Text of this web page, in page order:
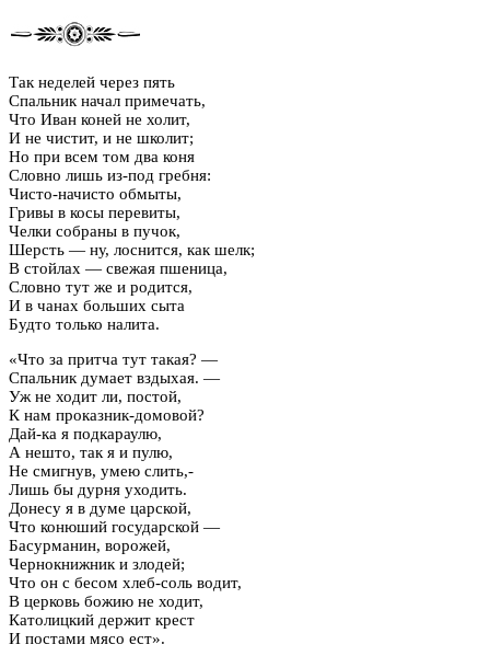
Так неделей через пять
Спальник начал примечать,
Что Иван коней не холит,
И не чистит, и не школит;
Но при всем том два коня
Словно лишь из-под гребня:
Чисто-начисто обмыты,
Гривы в косы перевиты,
Челки собраны в пучок,
Шерсть — ну, лоснится, как шелк;
В стойлах — свежая пшеница,
Словно тут же и родится,
И в чанах больших сыта
Будто только налита.
«Что за притча тут такая? —
Спальник думает вздыхая. —
Уж не ходит ли, постой,
К нам проказник-домовой?
Дай-ка я подкараулю,
А нешто, так я и пулю,
Не смигнув, умею слить,-
Лишь бы дурня уходить.
Донесу я в думе царской,
Что конюший государской —
Басурманин, ворожей,
Чернокнижник и злодей;
Что он с бесом хлеб-соль водит,
В церковь божию не ходит,
Католицкий держит крест
И постами мясо ест».